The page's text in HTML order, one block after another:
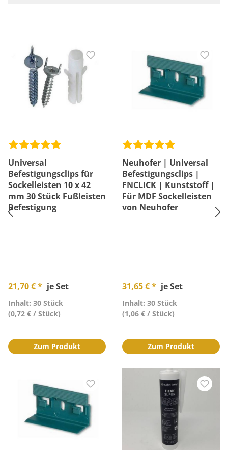
Universal
Befestigungsclips für
Sockelleisten 10 x 42
mm 30 Stück Fußleisten
Befestigung
21,70 € * je Set
Inhalt: 30 Stück
(0,72 € / Stück)
Zum Produkt
Neuhofer | Universal
Befestigungsclips |
FNCLICK | Kunststoff |
Für MDF Sockelleisten
von Neuhofer
31,65 € * je Set
Inhalt: 30 Stück
(1,06 € / Stück)
Zum Produkt